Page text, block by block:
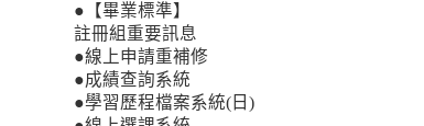
●【畢業標準】
註冊組重要訊息
●線上申請重補修
●成績查詢系統
●學習歷程檔案系統(日)